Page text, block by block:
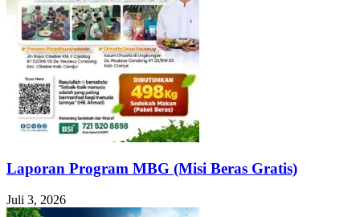
Laporan Program MBG (Misi Beras Gratis)
Juli 3, 2026